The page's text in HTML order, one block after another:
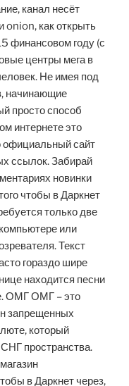
канал несёт
onion, как открыть
финансовом году (с
центры мега в
Не имея под
начинающие
просто способ
интернете это
официальный сайт
ссылок. Забирай
новинки
чтобы в Даркнет
только две
или
Текст
гораздо шире
находится песни
ОМГ ОМГ – это
запрещенных
который
пространства.
в Даркнет через,